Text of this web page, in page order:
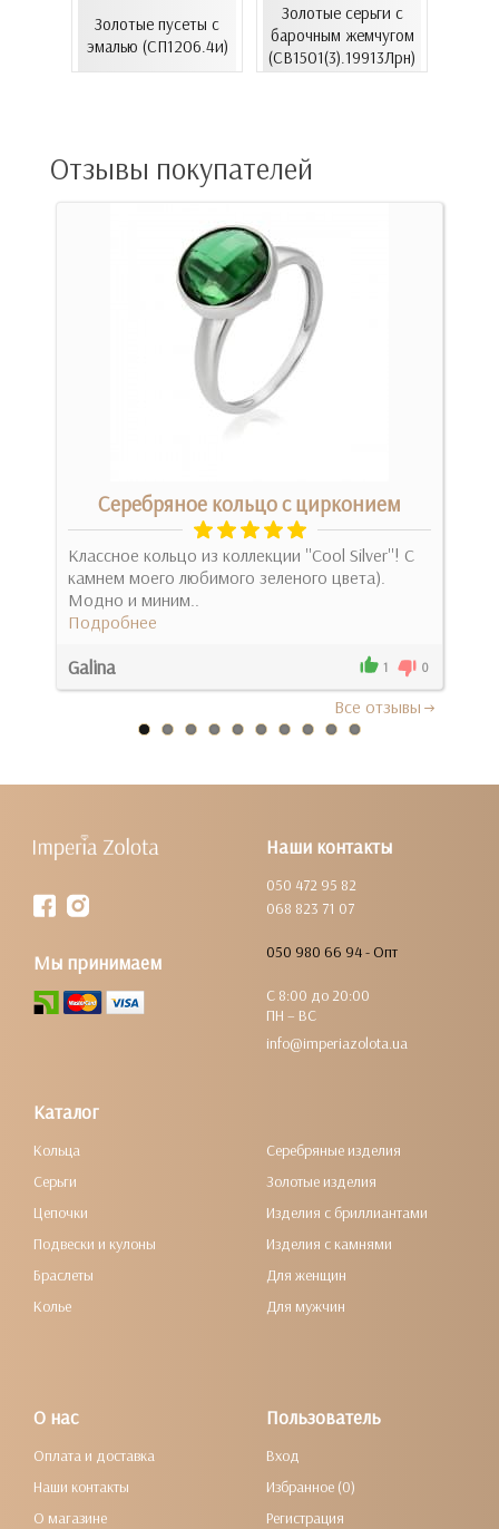
Золотые пусеты с
эмалью (СП1206.4и)
Золотые серьги с
барочным жемчугом
(СВ1501(3).19913Лрн)
Отзывы покупателей
Серебряное кольцо с цирконием
Классное кольцо из коллекции ''Cool Silver''! С
камнем моего любимого зеленого цвета).
Модно и миним..
Подробнее
Galina 1 0
Все отзывы
Наши контакты
050 472 95 82
068 823 71 07
050 980 66 94 - Опт
С 8:00 до 20:00
ПН – ВС
info@imperiazolota.ua
Мы принимаем
Каталог
Кольца
Серьги
Цепочки
Подвески и кулоны
Браслеты
Колье
Серебряные изделия
Золотые изделия
Изделия с бриллиантами
Изделия с камнями
Для женщин
Для мужчин
О нас
Оплата и доставка
Наши контакты
О магазине
Пользователь
Вход
Избранное (0)
Регистрация